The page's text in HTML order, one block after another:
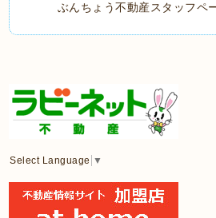
ぶんちょう不動産スタッフペ
Select Language ▼